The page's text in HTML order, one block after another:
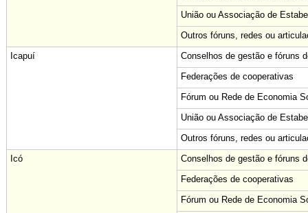
União ou Associação de
Outros fóruns, redes ou
Icapuí
Conselhos de gestão e fóruns
Federações de cooperativas
Fórum ou Rede de Economia
União ou Associação de
Outros fóruns, redes ou
Icó
Conselhos de gestão e fóruns
Federações de cooperativas
Fórum ou Rede de Economia